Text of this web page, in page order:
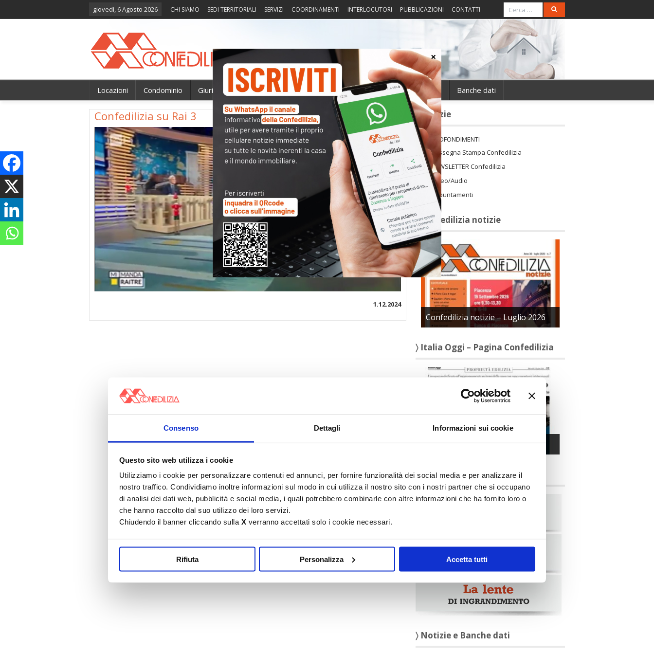
Consenso Dettagli Informazioni sui cookie
Questo sito web utilizza i cookie
Utilizziamo i cookie per personalizzare contenuti ed annunci, per fornire funzionalità dei social media e per analizzare il
nostro traffico. Condividiamo inoltre informazioni sul modo in cui utilizza il nostro sito con i nostri partner che si occupano
di analisi dei dati web, pubblicità e social media, i quali potrebbero combinarle con altre informazioni che ha fornito loro o
che hanno raccolto dal suo utilizzo dei loro servizi.
Chiudendo il banner cliccando sulla X verranno accettati solo i cookie necessari.
Rifiuta Personalizza Accetta tutti
giovedì, 6 Agosto 2026 CHI SIAMO SEDI TERRITORIALI SERVIZI COORDINAMENTI INTERLOCUTORI PUBBLICAZIONI CONTATTI
Locazioni Condominio Giurisprudenza Fisco Portierato Intorno alla casa Notizie Banche dati
Confedilizia su Rai 3
1.12.2024
〉 Notizie
APPROFONDIMENTI
Rassegna Stampa Confedilizia
NEWSLETTER Confedilizia
Video/Audio
Appuntamenti
〉 Confedilizia notizie
Confedilizia notizie – Luglio 2026
〉 Italia Oggi – Pagina Confedilizia
〉 Rubriche
〉 Notizie e Banche dati